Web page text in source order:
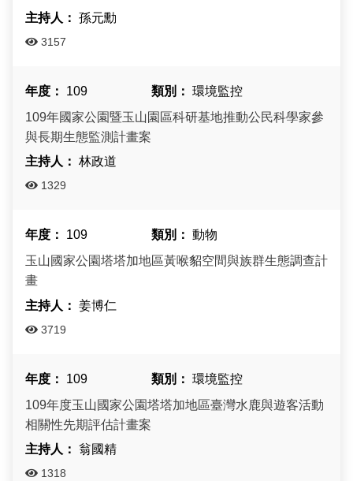
孫元勳
3157
109
環境監控
109年國家公園暨玉山園區科研基地推動公民科學家參
與長期生態監測計畫案
林政道
1329
109
動物
玉山國家公園塔塔加地區黃喉貂空間與族群生態調查計
畫
姜博仁
3719
109
環境監控
109年度玉山國家公園塔塔加地區臺灣水鹿與遊客活動
相關性先期評估計畫案
翁國精
1318